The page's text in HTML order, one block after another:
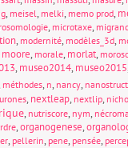
, meisel, melki, memo prod,
, microtaxe,
, modernité, modèles_3d,
moore, morale, morlat,
, museo2014, museo2015,
méthodes, n, nancy,
, nextleap, nextlip,
, nutriscore, nym,
,organogenese,
, pellerin, pene, pensée,